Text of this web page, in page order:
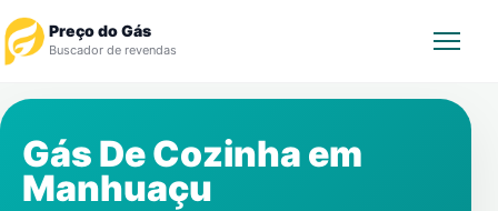
Preço do Gás
Buscador de revendas
Revendedor
Gás De Cozinha em
Manhuaçu